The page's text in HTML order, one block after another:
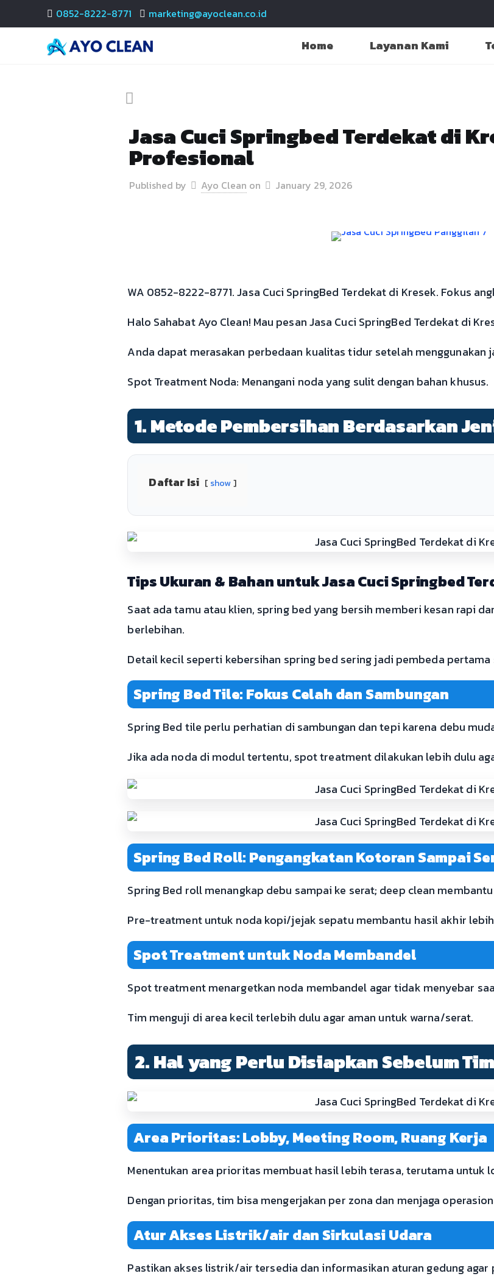
0852-8222-8771 marketing@ayoclean.co.id
Home Layanan Kami
Jasa Cuci Springbed Terdekat di
Profesional
Published by Ayo Clean on January 29, 2026
WA 0852-8222-8771. Jasa Cuci SpringBed Terdekat di Kresek. Fokus
Halo Sahabat Ayo Clean! Mau pesan Jasa Cuci SpringBed Terdekat di
Anda dapat merasakan perbedaan kualitas tidur setelah menggunakan
Spot Treatment Noda: Menangani noda yang sulit dengan bahan khusus.
1. Metode Pembersihan Berdasarkan
Daftar Isi show
Tips Ukuran & Bahan untuk Jasa Cuci Springbed
Saat ada tamu atau klien, spring bed yang bersih memberi kesan rapi
berlebihan.
Detail kecil seperti kebersihan spring bed sering jadi pembeda
Spring Bed Tile: Fokus Celah dan Sambungan
Spring Bed tile perlu perhatian di sambungan dan tepi karena debu
Jika ada noda di modul tertentu, spot treatment dilakukan lebih dulu
Spring Bed Roll: Pengangkatan Kotoran Sampai
Spring Bed roll menangkap debu sampai ke serat; deep clean
Pre-treatment untuk noda kopi/jejak sepatu membantu hasil akhir
Spot Treatment untuk Noda Membandel
Spot treatment menargetkan noda membandel agar tidak menyebar
Tim menguji di area kecil terlebih dulu agar aman untuk warna/serat.
2. Hal yang Perlu Disiapkan Sebelum
Area Prioritas: Lobby, Meeting Room, Ruang Kerja
Menentukan area prioritas membuat hasil lebih terasa, terutama untuk
Dengan prioritas, tim bisa mengerjakan per zona dan menjaga
Atur Akses Listrik/air dan Sirkulasi Udara
Pastikan akses listrik/air tersedia dan informasikan aturan gedung agar